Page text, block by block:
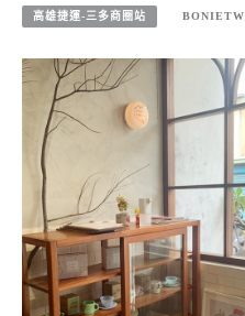
高雄捷運-三多商圈站 BONIETW